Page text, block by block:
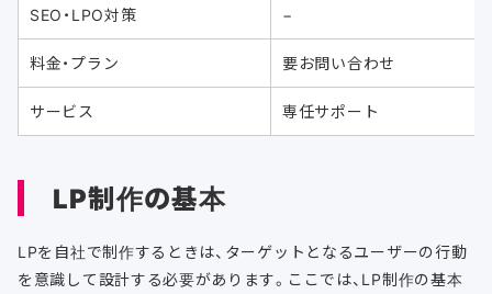
SEO・LPO対策 −
料金・プラン 要お問い合わせ
サービス 専任サポート
LP制作の基本
LPを自社で制作するときは、ターゲットとなるユーザーの行動
を意識して設計する必要があります。ここでは、LP制作の基本